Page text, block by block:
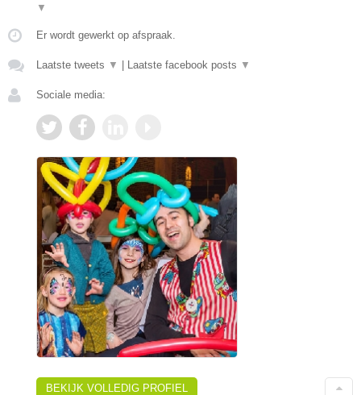
▼
Er wordt gewerkt op afspraak.
Laatste tweets ▼ Laatste facebook posts ▼
Sociale media:
BEKIJK VOLLEDIG PROFIEL